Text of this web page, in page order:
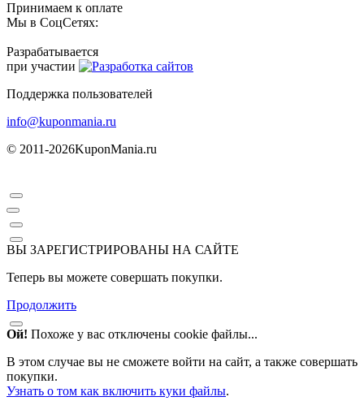
Принимаем к оплате
Мы в СоцСетях:
Разрабатывается
при участии
Поддержка пользователей
info@kuponmania.ru
© 2011-2026KuponMania.ru
ВЫ ЗАРЕГИСТРИРОВАНЫ НА САЙТЕ
Теперь вы можете совершать покупки.
Продолжить
Ой! Похоже у вас отключены cookie файлы...
В этом случае вы не сможете войти на сайт, а также совершать
покупки.
Узнать о том как включить куки файлы.